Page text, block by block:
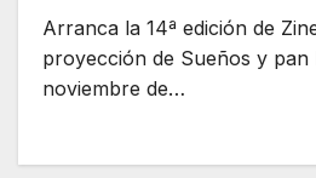
Arranca la 14ª edición de
proyección de Sueños y pan
noviembre de…